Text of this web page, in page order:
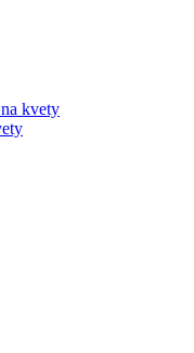
kvety